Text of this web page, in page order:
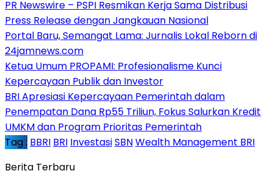
PR Newswire – PSPI Resmikan Kerja Sama Distribusi
Press Release dengan Jangkauan Nasional
Portal Baru, Semangat Lama: Jurnalis Lokal Reborn di
24jamnews.com
Ketua Umum PROPAMI: Profesionalisme Kunci
Kepercayaan Publik dan Investor
BRI Apresiasi Kepercayaan Pemerintah dalam
Penempatan Dana Rp55 Triliun, Fokus Salurkan Kredit
UMKM dan Program Prioritas Pemerintah
Tag : BBRI BRI InvestasiSBNWealth Management BRI
Berita Terbaru